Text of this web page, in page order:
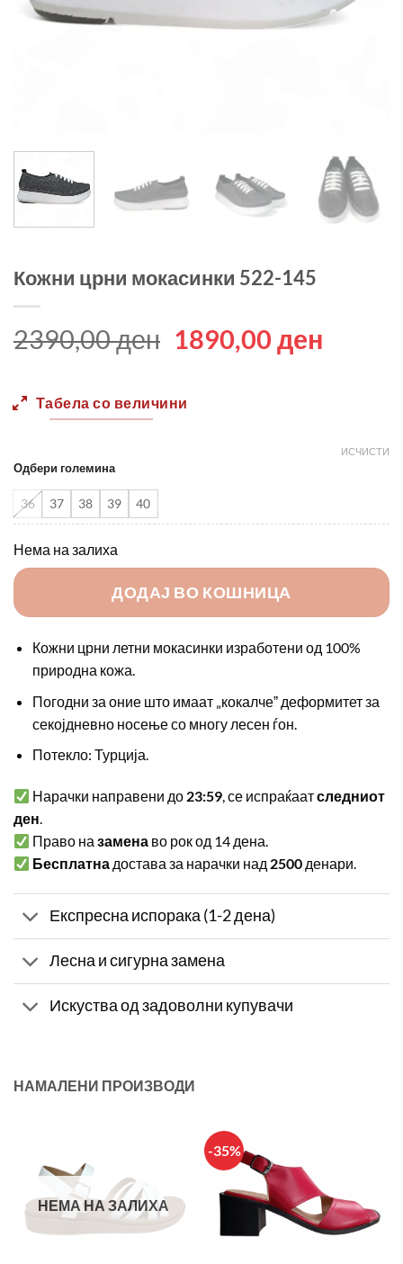
Кожни црни мокасинки 522-145
2390,00ден Original
2390,00 ден.
1890,00 ден
Табела со величини
Одбери големина
36 37 38 39 40
ИСЧИСТИ
Нема на залиха
ДОДАЈ ВО КОШНИЦА
Кожни црни летни мокасинки изработени од 100%
природна кожа.
Погодни за оние што имаат „кокалчеˮ деформитет за
секојдневно носење со многу лесен ѓон.
Потекло: Турција.
Нарачки направени до 23:59, се испраќаатследниот
ден.
Право назамена во рок од 14 дена.
Бесплатна достава за нарачки над 2500 денари.
Експресна испорака (1-2 дена)
Лесна и сигурна замена
Искуства од задоволни купувачи
НАМАЛЕНИ ПРОИЗВОДИ
НЕМА НА ЗАЛИХА
-35%